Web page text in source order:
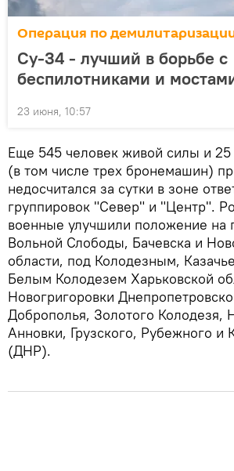
Операция по
Су-34 - лучший в борьбе с
беспилотниками и
23 июня, 10:57
Еще 545 человек живой силы и 25
(в том числе трех бронемашин)
недосчитался за сутки в зоне
группировок "Север" и "Центр".
военные улучшили положение на
Вольной Слободы, Бачевска и
области, под Колодезным,
Белым Колодезем Харьковской
Новогригоровки
Доброполья, Золотого Колодезя,
Анновки, Грузского, Рубежного и
(ДНР).